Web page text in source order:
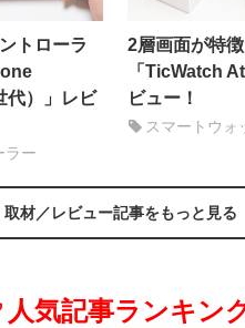
トローラ
代）」レビ
ラー
2層画面が特徴
「TicWatch
ビュー！
スマートウォ
取材／レビュー記事をもっと見る
人気記事ランキン